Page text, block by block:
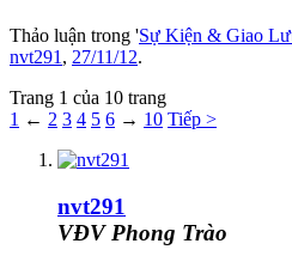
Thảo luận trong 'Sự Kiện & Giao
nvt291 , 27/11/12.
Trang 1 của 10 trang
1 ← 2 3 4 5 6 → 10 Tiếp >
nvt291
VĐV Phong Trào